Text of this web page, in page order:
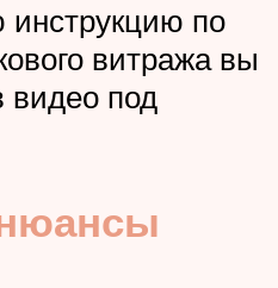
инструкцию по
витража вы
видео под